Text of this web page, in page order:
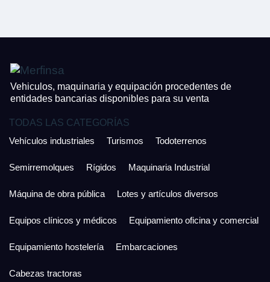
Vehiculos, maquinaria y equipación procedentes de
entidades bancarias disponibles para su venta
TODAS LAS CATEGORÍAS
Vehículos industriales
Turismos Todoterrenos
Semirremolques Rígidos Maquinaria Industrial
Máquina de obra pública Lotes y artículos diversos
Equipos clínicos y médicos Equipamiento oficina y comercial
Equipamiento hostelería Embarcaciones
Cabezas tractoras
Acepto la Política de Privacidad y las Condiciones de Uso.
continuación confirma que estás de acuerdo con ambas.